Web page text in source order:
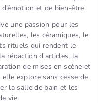
et de bien-être.
une passion pour les
les céramiques, le
rituels qui rendent le
rédaction d’articles, la
de mises en scène et
explore sans cesse de
la salle de bain et les
vie.